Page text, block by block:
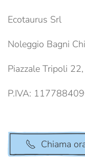
Ecotaurus Srl
Noleggio Bagni
Piazzale Tripoli
P.IVA:
Chiama